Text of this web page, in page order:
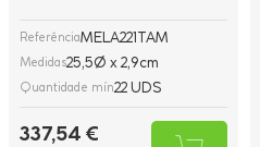
ReferênciaMELA221TAM
Medidas25,5Ø x 2,9cm
Quantidade mín22 UDS
337,54 €